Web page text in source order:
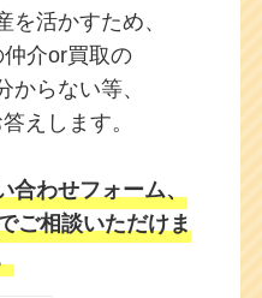
を活かすため、
介or買取の
からない等、
えします。
合わせフォーム、
ご相談いただけま